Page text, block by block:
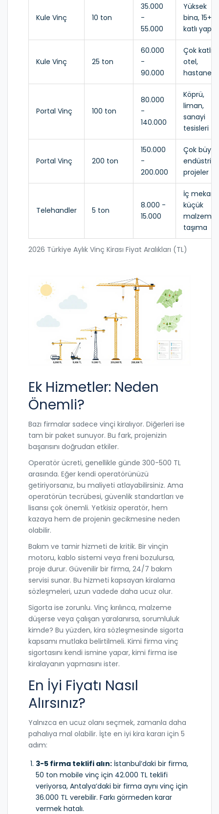
2026 Türkiye Aylık Vinç Kirası Fiyat Aralıkları (TL)
Kule Vinç 10 ton
35.000
-
55.000
Yüksek
bina, 15+
katlı yapı
Kule Vinç 25 ton
60.000
-
90.000
Çok katlı
otel,
hastane
Portal Vinç 100 ton
80.000
-
140.000
Köprü,
liman,
sanayi
tesisleri
Portal Vinç 200 ton
150.000
-
200.000
Çok büyük
projeler
Telehandler 5 ton
8.000 -
15.000
İç mekan,
küçük
malzeme
taşıma
Ek Hizmetler: Neden
Önemli?
Bazı firmalar sadece vinçi kiralıyor. Diğerleri ise
tam bir paket sunuyor. Bu fark, projenizin
başarısını doğrudan etkiler.
Operatör ücreti, genellikle günde 300-500 TL
arasında. Eğer kendi operatörünüzü
getiriyorsanız, bu maliyeti atlayabilirsiniz. Ama
operatörün tecrübesi, güvenlik standartları ve
lisansı çok önemli. Yetkisiz operatör, hem
kazaya hem de projenin gecikmesine neden
olabilir.
Bakım ve tamir hizmeti de kritik. Bir vinçin
motoru, kablo sistemi veya freni bozulursa,
proje durur. Güvenilir bir firma, 24/7 bakım
servisi sunar. Bu hizmeti kapsayan kiralama
sözleşmeleri, uzun vadede daha ucuz olur.
Sigorta ise zorunlu. Vinç kırılınca, malzeme
düşerse veya çalışan yaralanırsa, sorumluluk
kimde? Bu yüzden, kira sözleşmesinde sigorta
kapsamı mutlaka belirtilmeli. Kimi firma vinç
sigortasını kendi ismine yapar, kimi firma ise
kiralayanın yapmasını ister.
En İyi Fiyatı Nasıl
Alırsınız?
Yalnızca en ucuz olanı seçmek, zamanla daha
pahalıya mal olabilir. İşte en iyi kira kararı için 5
adım:
3-5 firma teklifi alın: İstanbul’daki bir firma,
50 ton mobile vinç için 42.000 TL teklifi
veriyorsa, Antalya’daki bir firma aynı vinç için
36.000 TL verebilir. Farkı görmeden karar
vermek hatalı.